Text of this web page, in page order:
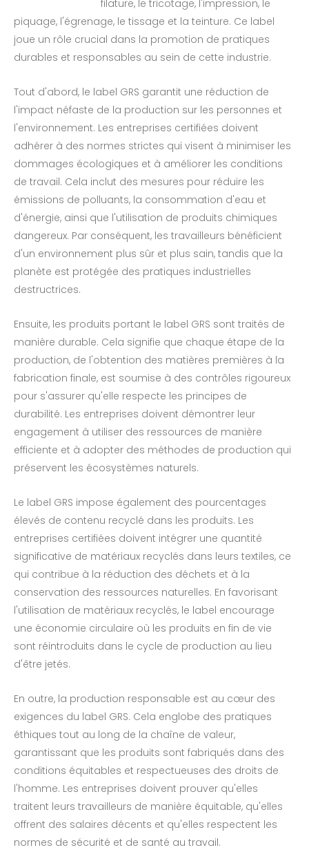
filature, le tricotage, l'impression, le
piquage, l'égrenage, le tissage et la teinture. Ce label
joue un rôle crucial dans la promotion de pratiques
durables et responsables au sein de cette industrie.
Tout d'abord, le label GRS garantit une réduction de
l'impact néfaste de la production sur les personnes et
l'environnement. Les entreprises certifiées doivent
adhérer à des normes strictes qui visent à minimiser les
dommages écologiques et à améliorer les conditions
de travail. Cela inclut des mesures pour réduire les
émissions de polluants, la consommation d'eau et
d'énergie, ainsi que l'utilisation de produits chimiques
dangereux. Par conséquent, les travailleurs bénéficient
d'un environnement plus sûr et plus sain, tandis que la
planète est protégée des pratiques industrielles
destructrices.
Ensuite, les produits portant le label GRS sont traités de
manière durable. Cela signifie que chaque étape de la
production, de l'obtention des matières premières à la
fabrication finale, est soumise à des contrôles rigoureux
pour s'assurer qu'elle respecte les principes de
durabilité. Les entreprises doivent démontrer leur
engagement à utiliser des ressources de manière
efficiente et à adopter des méthodes de production qui
préservent les écosystèmes naturels.
Le label GRS impose également des pourcentages
élevés de contenu recyclé dans les produits. Les
entreprises certifiées doivent intégrer une quantité
significative de matériaux recyclés dans leurs textiles, ce
qui contribue à la réduction des déchets et à la
conservation des ressources naturelles. En favorisant
l'utilisation de matériaux recyclés, le label encourage
une économie circulaire où les produits en fin de vie
sont réintroduits dans le cycle de production au lieu
d'être jetés.
En outre, la production responsable est au cœur des
exigences du label GRS. Cela englobe des pratiques
éthiques tout au long de la chaîne de valeur,
garantissant que les produits sont fabriqués dans des
conditions équitables et respectueuses des droits de
l'homme. Les entreprises doivent prouver qu'elles
traitent leurs travailleurs de manière équitable, qu'elles
offrent des salaires décents et qu'elles respectent les
normes de sécurité et de santé au travail.